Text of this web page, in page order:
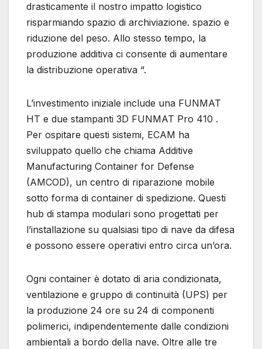
drasticamente il nostro impatto logistico
risparmiando spazio di archiviazione. spazio e
riduzione del peso. Allo stesso tempo, la
produzione additiva ci consente di aumentare
la distribuzione operativa “.
L’investimento iniziale include una FUNMAT
HT e due stampanti 3D FUNMAT Pro 410 .
Per ospitare questi sistemi, ECAM ha
sviluppato quello che chiama Additive
Manufacturing Container for Defense
(AMCOD), un centro di riparazione mobile
sotto forma di container di spedizione. Questi
hub di stampa modulari sono progettati per
l’installazione su qualsiasi tipo di nave da difesa
e possono essere operativi entro circa un’ora.
Ogni container è dotato di aria condizionata,
ventilazione e gruppo di continuità (UPS) per
la produzione 24 ore su 24 di componenti
polimerici, indipendentemente dalle condizioni
ambientali a bordo della nave. Oltre alle tre